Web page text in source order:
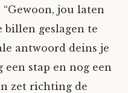
jou laten
billen geslagen te
antwoord deins je
stap en nog een
zet richting de